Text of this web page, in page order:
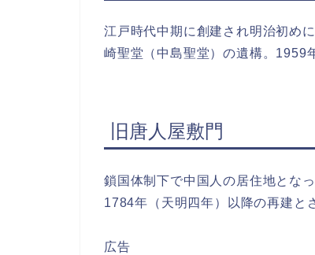
江戸時代中期に創建され明治初め
崎聖堂（中島聖堂）の遺構。1959
旧唐人屋敷門
鎖国体制下で中国人の居住地とな
1784年（天明四年）以降の再建と
広告